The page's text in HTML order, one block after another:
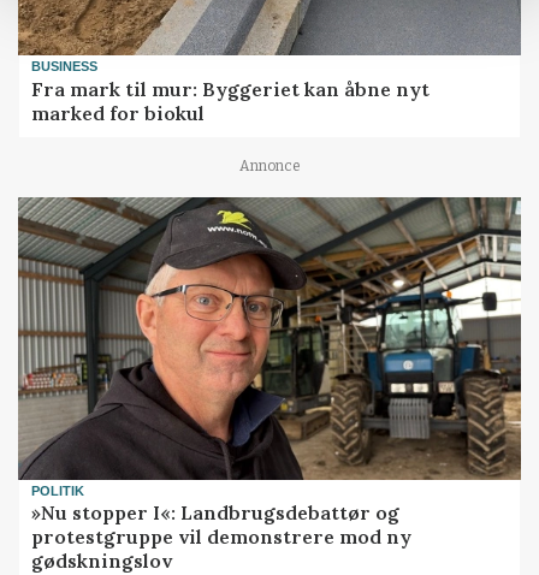
BUSINESS
Fra mark til mur: Byggeriet kan åbne nyt
marked for biokul
Annonce
POLITIK
»Nu stopper I«: Landbrugsdebattør og
protestgruppe vil demonstrere mod ny
gødskningslov